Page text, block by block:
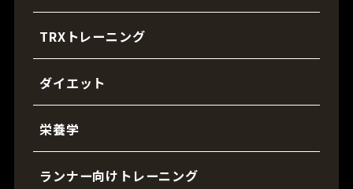
TRXトレーニング
ダイエット
栄養学
ランナー向けトレーニング